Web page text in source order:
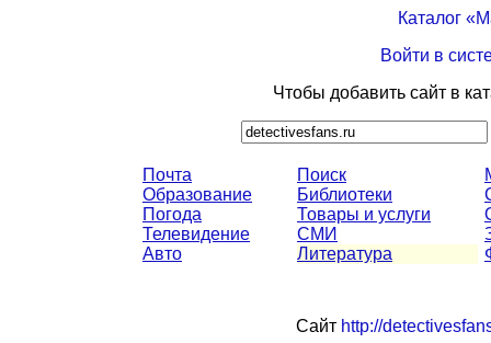
Каталог
Войти в
Чтобы добавить сайт в
Почта
Образование
Погода
Телевидение
Авто
Поиск
Библиотеки
Товары и услуги
СМИ
Литература
Сайт http://